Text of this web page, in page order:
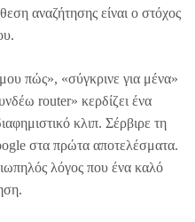
αναζήτησης είναι ο στόχος
πώς», «σύγκρινε για μένα»
router» κερδίζει ένα
κλιπ. Σέρβιρε τη
στα πρώτα αποτελέσματα.
λόγος που ένα καλό